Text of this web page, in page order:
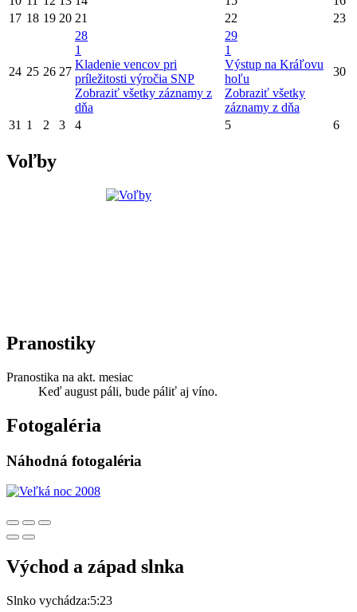
17 18 19 20 21 22 23
24 25 26 27
28
1
Kladenie vencov pri
príležitosti výročia SNP
Zobraziť všetky záznamy z
dňa
29
1
Výstup na Kráľovu
hoľu
Zobraziť všetky
záznamy z dňa
30
31 1 2 3 4 5 6
Voľby
Pranostiky
Pranostika na akt. mesiac
Keď august páli, bude páliť aj víno.
Fotogaléria
Náhodná fotogaléria
Východ a západ slnka
Slnko vychádza:5:23